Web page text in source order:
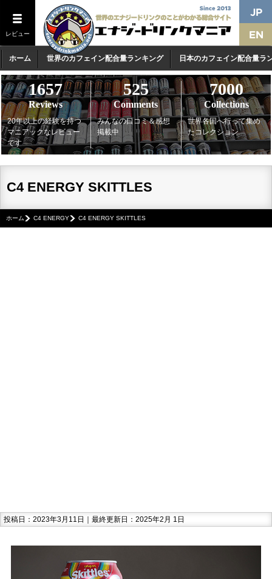
レビュー
ホーム 世界のカフェイン配合量ランキング 日本のカフェイン配合量ラ
1657
Reviews
20年以上の経験を持つ
マニアックなレビュー
です
525
Comments
みんなの口コミ＆感想
掲載中
7000
Collections
世界各国へ行って集め
たコレクション
C4 ENERGY SKITTLES
ホーム C4 ENERGY C4 ENERGY SKITTLES
投稿日：2023年3月11日｜最終更新日：2025年2月 1日